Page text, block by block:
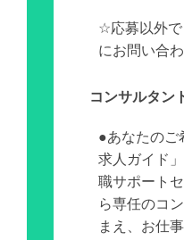
☆応募以外で
にお問い合
コンサルタン
●あなたのご
求人ガイド
職サポート
ら専任のコ
まえ、お仕